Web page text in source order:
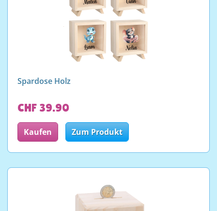
Spardose Holz
CHF 39.90
Kaufen Zum Produkt